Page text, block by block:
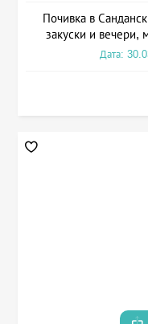
Почивка в
закуски и вечери,
Дата: